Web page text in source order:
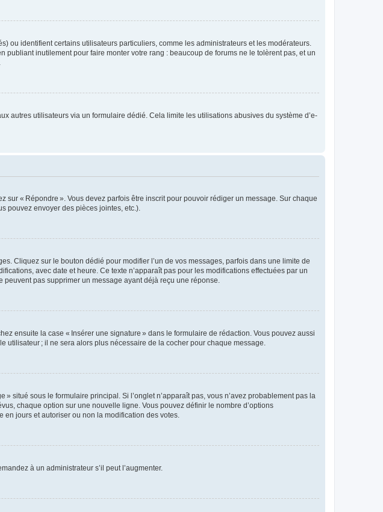
ou identifient certains utilisateurs particuliers, comme les administrateurs et les modérateurs.
inutilement pour faire monter votre rang : beaucoup de forums ne le tolèrent pas, et un
autres utilisateurs via un formulaire dédié. Cela limite les utilisations abusives du système d’e-
« Répondre ». Vous devez parfois être inscrit pour pouvoir rédiger un message. Sur chaque
pouvez envoyer des pièces jointes, etc.).
Cliquez sur le bouton dédié pour modifier l’un de vos messages, parfois dans une limite de
avec date et heure. Ce texte n’apparaît pas pour les modifications effectuées par un
pas supprimer un message ayant déjà reçu une réponse.
ensuite la case « Insérer une signature » dans le formulaire de rédaction. Vous pouvez aussi
utilisateur ; il ne sera alors plus nécessaire de la cocher pour chaque message.
situé sous le formulaire principal. Si l’onglet n’apparaît pas, vous n’avez probablement pas la
chaque option sur une nouvelle ligne. Vous pouvez définir le nombre d’options
jours et autoriser ou non la modification des votes.
à un administrateur s’il peut l’augmenter.